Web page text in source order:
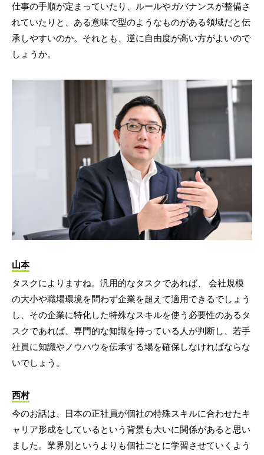
仕事の手順が定まっていたり、ルールやガバナンスが整備さ
れていたりと、ある意味で型のようなものがある領域だと伝
承しやすいのか。それとも、逆に自由度が高い方がよいので
しょうか。
山本
タスクによりますね。汎用的なタスクであれば、 会社規模
の大小や職場環境を問わず企業を超えて適用できるでしょう
し、その企業に特化した特殊なスキルを使う必要性のあるタ
スクであれば、専門的な知識を持っている人が判断し、若手
社員に知識やノウハウを伝承する場を確保しなければならな
いでしょう。
西村
今のお話は、日本の正社員が個社の特殊スキルに合わせたキ
ャリア形成をしているという背景も大いに関係があると思い
ました。業界別というよりも個社ごとに学習させていくよう